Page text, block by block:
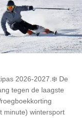
2026-2027.❄️ De
tegen de laagste
minute) wintersport